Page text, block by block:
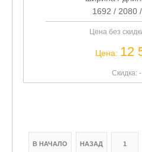
1692 / 2080
Цена без
Цена: 12
Скидка:
В НАЧАЛО НАЗАД 1